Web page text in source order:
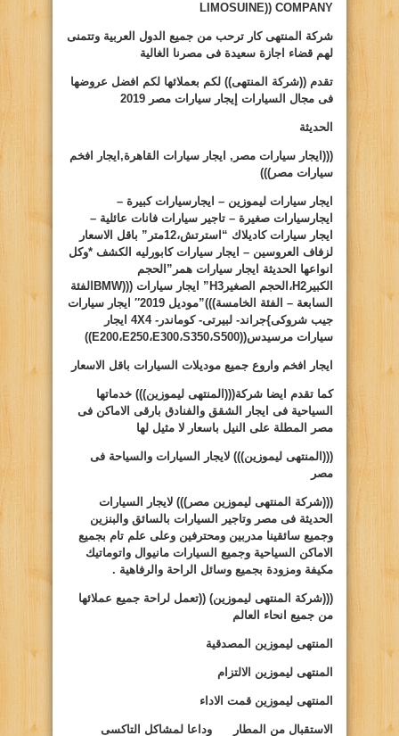
LIMOSUINE)) COMPANY
شركة المنتهى كار ترحب من جميع الدول العربية وتتمنى
لهم قضاء اجازة سعيدة فى مصرنا الغالية
تقدم ((شركة المنتهى)) لكم بعملائها لكم افضل عروضها
فى مجال السيارات إيجار سيارات مصر 2019
الحديثة
(((ايجار سيارات مصر, ايجار سيارات القاهرة,ايجار افخم
سيارات مصر)))
ايجار سيارات ليموزين – ايجارسيارات كبيرة –
ايجارسيارات صغيرة – تاجير سيارات فانات عائلية –
ايجار سيارات كاديلاك “استرتش،12متر” باقل الاسعار
لزفاف العروسين – ايجار سيارات كابورليه الكشف *وكل
انواعها الحديثة ايجار سيارات همر”الحجم
الكبير H2،الحجم الصغير H3 ” ايجار سيارات (((BMW الفئة
السابعة – الفئة الخامسة)))”موديل 2019″ ايجار سيارات
جيب شروكى}جراند- لبيرتى- كوماندر-4X4 ايجار
سيارات مرسيدس((
E200،E250،E300،S350،S500
))
ايجار افخم واروع جميع موديلات السيارات باقل الاسعار
كما تقدم ايضا شركة(((المنتهى ليموزين))) خدماتها
السياحية فى ايجار الشقق والفنادق بارقى الاماكن فى
مصر المطلة على النيل باسعار لا مثيل لها
(((المنتهى ليموزين))) لايجار السيارات والسياحة فى
مصر
(((شركة المنتهى ليموزين مصر))) لايجار السيارات
الحديثة فى مصر وتاجير السيارات بالسائق والبنزين
وجميع سائقينا مدربين ومحترفين وعلى علم تام بجميع
الاماكن السياحية وجميع السيارات مانيوال واتوماتيك
مكيفة ومزودة بجميع وسائل الراحة والرفاهية .
(((شركة المنتهى ليموزين) ((تعمل لراحة جميع عملائها
من جميع انحاء العالم
المنتهى ليموزين المصدقية
المنتهى ليموزين الالتزام
المنتهى ليموزين قمت الاداء
الاستقبال من المطار وداعا لمشاكل التاكسى